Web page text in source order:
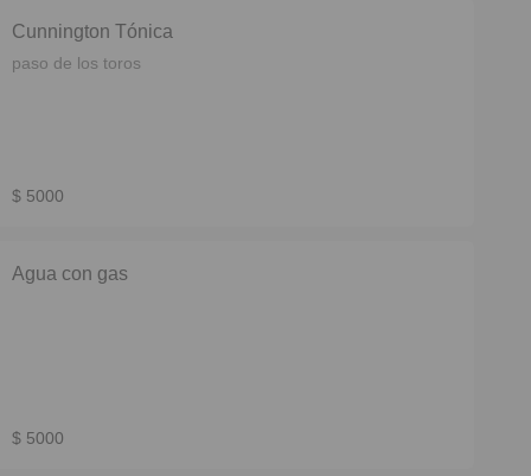
Cunnington Tónica
paso de los toros
$ 5000
Agua con gas
$ 5000